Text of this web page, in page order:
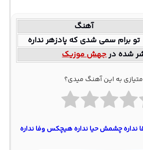
آهنگ
تو برام سمی شدی که پادزهر نداره
شده درجهش موزیک
به این آهنگ میدی؟
نداره چشمش حیا نداره هیچکس وفا نداره